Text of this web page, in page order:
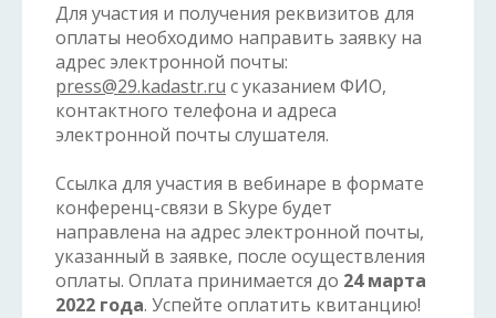
Для участия и получения реквизитов для
оплаты необходимо направить заявку на
адрес электронной почты:
press@29.kadastr.ru с указанием ФИО,
контактного телефона и адреса
электронной почты слушателя.
Ссылка для участия в вебинаре в формате
конференц-связи в Skype будет
направлена на адрес электронной почты,
указанный в заявке, после осуществления
оплаты. Оплата принимается до 24 марта
2022 года. Успейте оплатить квитанцию!